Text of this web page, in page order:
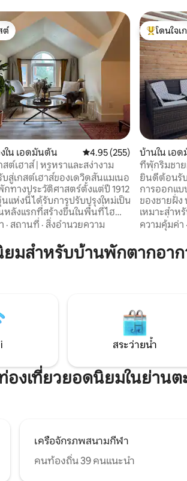
47 รีวิว
ต์
ต์
ใน เอดมันตัน คะแนนเฉลี่ย 4.95 จาก 5,
4.95 (255)
สต์เฮาส์ | หรูหราและสง่างาม
สู่เกสต์เฮาส์ของเดวิดสันแมเนอ
กทางประวัติศาสตร์ตั้งแต่ปี 1912
แห่งนี้ได้รับการปรับปรุงใหม่เป็น
หลังแรกที่สร้างขึ้นในพื้นที่ไฮ
บนถนนเอดาคุณอยู่ห่างจาก
งไม่กี่ก้าวเส้นทางสำหรับนักปีน
ปั่นจักรยานรวมถึงร้านอาหาร
อยู่ห่างจาก
รับรวมอยู่ในการเข้าพัก 1
!
· สถานที่ · สิ่งอำนวยความ
โดนใจเก
โดนใจเ
บ้านใน เอ
ที่พักริมชา
เครื่องปรับ
ยินดีต้อนรั
การออกแ
ของชายฝั่ง
เหมาะสำห
สถานที่พักผ่
สงบของเบ
ช่วงตึกคุณ
ทางเดินเล่
ของตัวเมือ
ถนน Whyte
ความคุ้มค่า ·
มสำหรับบ้านพักตากอา
สระว่ายน้ำ
งเที่ยวยอดนิยมในย่าน
เครือจักรภพสนามกีฬา
คนท้องถิ่น 39 คนแนะนำ